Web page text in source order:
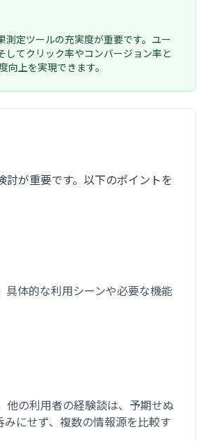
定ツールの充実度が重要です。ユー
てクリック率やコンバージョン率と
上を実現できます。
が重要です。以下のポイントを
具体的な利用シーンや必要な機能
他の利用者の経験談は、予期せぬ
にせず、複数の情報源を比較す